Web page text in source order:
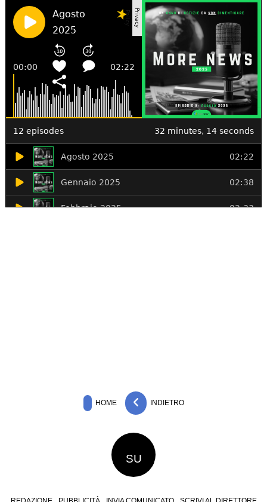
HOME INDIETRO
SU